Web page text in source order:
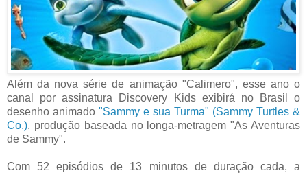
Além da nova série de animação "Calimero", esse ano o
canal por assinatura Discovery Kids exibirá no Brasil o
desenho animado "Sammy e sua Turma" (Sammy Turtles &
Co.), produção baseada no longa-metragem "As Aventuras
de Sammy".
Com 52 episódios de 13 minutos de duração cada, a